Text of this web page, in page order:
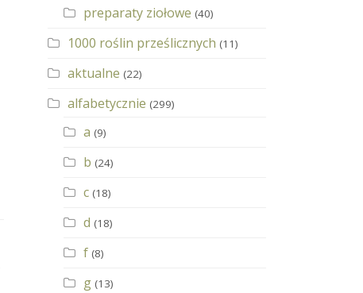
preparaty ziołowe (40)
1000 roślin prześlicznych (11)
aktualne (22)
alfabetycznie (299)
a (9)
b (24)
c (18)
d (18)
f (8)
g (13)